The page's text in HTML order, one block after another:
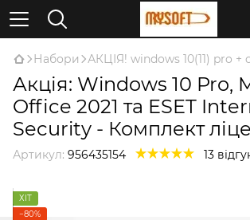
Набори АКЦІЯ! windows 10(11) pro +
Акція: Windows 10 Pro,
Office 2021 та ESET
Security - Комплект
Артикул: 956435154 13
ХІТ
−80%